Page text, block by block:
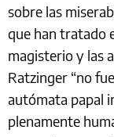
sobre las
que han tratado
magisterio y las
Ratzinger “no
autómata papal
plenamente